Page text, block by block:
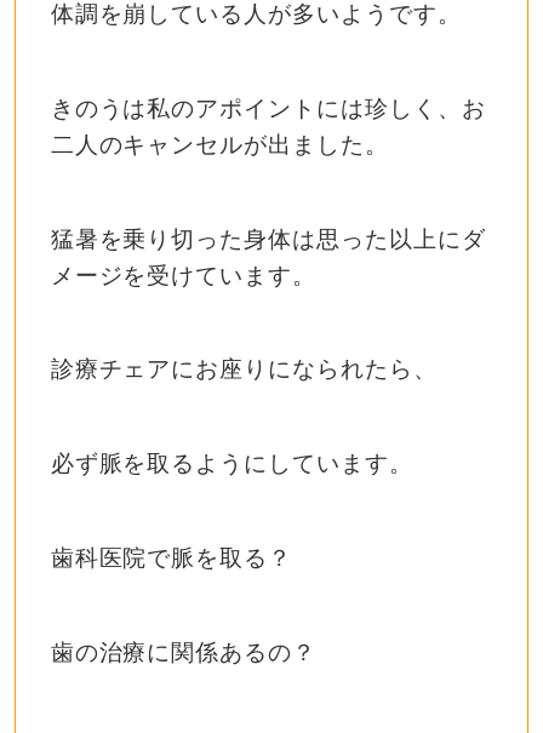
体調を崩している人が多いようです。
きのうは私のアポイントには珍しく、お
二人のキャンセルが出ました。
猛暑を乗り切った身体は思った以上にダ
メージを受けています。
診療チェアにお座りになられたら、
必ず脈を取るようにしています。
歯科医院で脈を取る？
歯の治療に関係あるの？